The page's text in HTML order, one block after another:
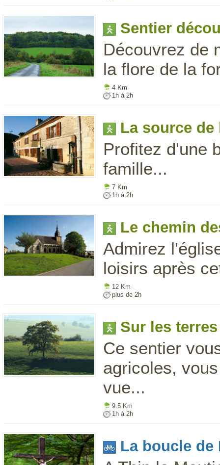
Sentier
Découvrez de
la flore de la
4 Km
1h à 2h
La source de
Profitez d'une
famille...
7 Km
1h à 2h
Le chemin
Admirez
loisirs après
12 Km
plus de 2h
Sur les
Ce sentier
agricoles,
vue...
9.5 Km
1h à 2h
La boucle